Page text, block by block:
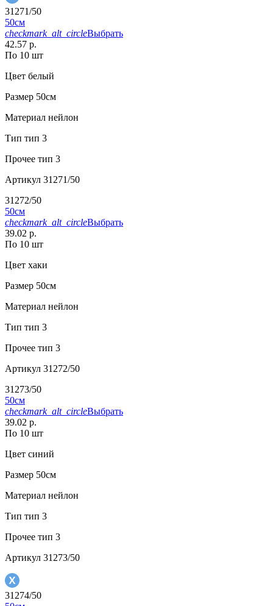
31271/50
50см
checkmark_alt_circleВыбрать
42.57 р.
По 10 шт
Цвет белый
Размер 50см
Материал нейлон
Тип тип 3
Прочее тип 3
Артикул 31271/50
31272/50
50см
checkmark_alt_circleВыбрать
39.02 р.
По 10 шт
Цвет хаки
Размер 50см
Материал нейлон
Тип тип 3
Прочее тип 3
Артикул 31272/50
31273/50
50см
checkmark_alt_circleВыбрать
39.02 р.
По 10 шт
Цвет синий
Размер 50см
Материал нейлон
Тип тип 3
Прочее тип 3
Артикул 31273/50
31274/50